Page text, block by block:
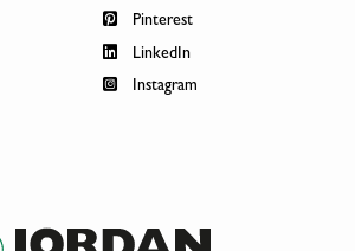
Pinterest
LinkedIn
Instagram